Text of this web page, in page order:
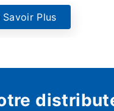
Savoir Plus